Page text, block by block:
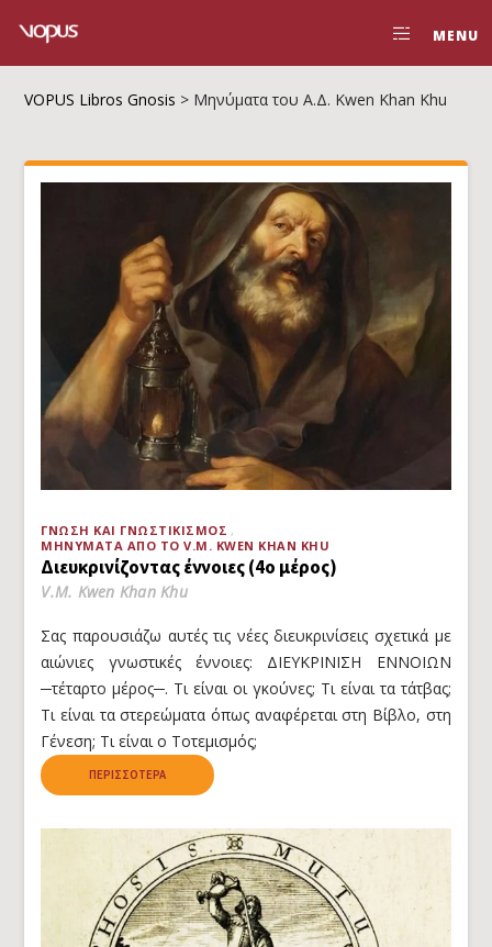
MENU
VOPUS Libros Gnosis > Μηνύματα του Α.Δ. Kwen Khan Khu
ΓΝΏΣΗ ΚΑΙ ΓΝΩΣΤΙΚΙΣΜΌΣ
ΜΗΝΎΜΑΤΑ ΑΠΌ ΤΟ V.M. KWEN KHAN KHU
Διευκρινίζοντας έννοιες (4ο μέρος)
V.M. Kwen Khan Khu
Σας παρουσιάζω αυτές τις νέες διευκρινίσεις σχετικά με
αιώνιες γνωστικές έννοιες: ΔΙΕΥΚΡΙΝΙΣΗ ΕΝΝΟΙΩΝ
─τέταρτο μέρος─. Τι είναι οι γκούνες; Τι είναι τα τάτβας;
Τι είναι τα στερεώματα όπως αναφέρεται στη Βίβλο, στη
Γένεση; Τι είναι ο Τοτεμισμός;
ΠΕΡΙΣΣΌΤΕΡΑ